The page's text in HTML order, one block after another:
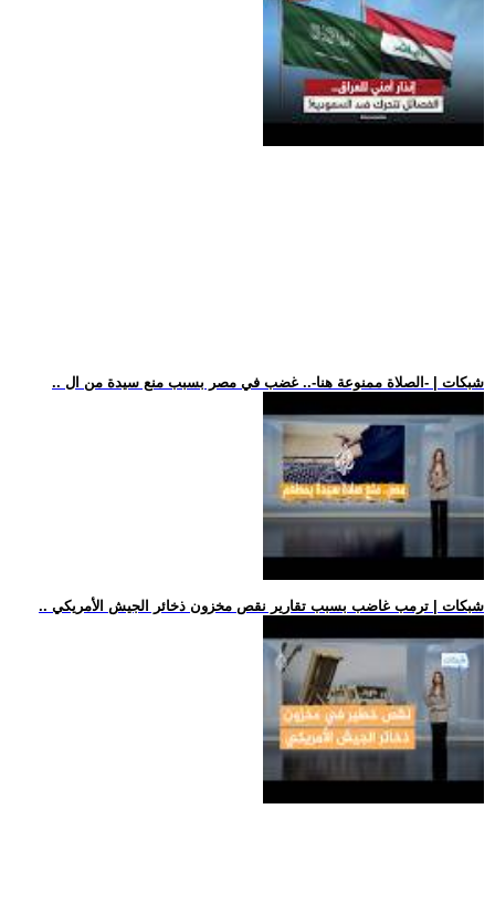
.. شبكات | -الصلاة ممنوعة هنا-.. غضب في مصر بسبب منع سيدة من ال
.. شبكات | ترمب غاضب بسبب تقارير نقص مخزون ذخائر الجيش الأمريكي